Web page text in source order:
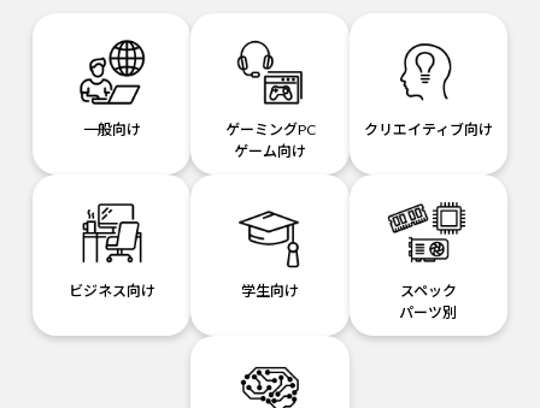
一般向け
ゲーミングPC
ゲーム向け
クリエイティブ向け
ビジネス向け 学生向け
スペック
パーツ別